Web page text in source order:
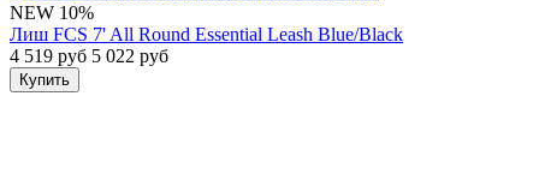
NEW 10%
Лиш FCS 7' All Round Essential Leash Blue/Black
4 519 руб 5 022 руб
Купить